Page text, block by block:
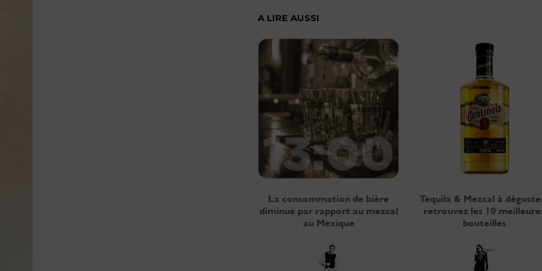
A LIRE AUSSI
La consommation de bière
diminue par rapport au mezcal
au Mexique
Tequila & Mezcal à
retrouvez les 10
bouteilles